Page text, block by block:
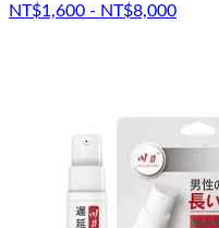
NT$1,600 - NT$8,000